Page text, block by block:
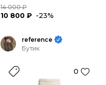
14 000 ₽
10 800 ₽ -23%
reference
Бутик
0